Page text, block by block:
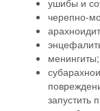
ушибы и
черепно-
менингиты;
запустить